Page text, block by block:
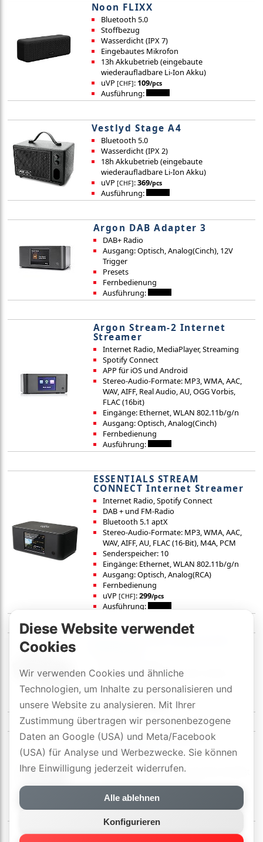
Noon FLIXX
Bluetooth 5.0
Stoffbezug
Wasserdicht (IPX 7)
Eingebautes Mikrofon
13h Akkubetrieb (eingebaute
wiederaufladbare Li-Ion Akku)
uVP [CHF]: 109/pcs
Ausführung:
Vestlyd Stage A4
Bluetooth 5.0
Wasserdicht (IPX 2)
18h Akkubetrieb (eingebaute
wiederaufladbare Li-Ion Akku)
uVP [CHF]:369/pcs
Ausführung:
Argon DAB Adapter 3
DAB+ Radio
Ausgang: Optisch, Analog(Cinch), 12V
Trigger
Presets
Fernbedienung
Ausführung:
Argon Stream-2 Internet
Streamer
Internet Radio, MediaPlayer, Streaming
Spotify Connect
APP für iOS und Android
Stereo-Audio-Formate: MP3, WMA, AAC,
WAV, AIFF, Real Audio, AU, OGG Vorbis,
FLAC (16bit)
Eingänge: Ethernet, WLAN 802.11b/g/n
Ausgang: Optisch, Analog(Cinch)
Fernbedienung
Ausführung:
ESSENTIALS STREAM
CONNECT Internet Streamer
Internet Radio, Spotify Connect
DAB + und FM-Radio
Bluetooth 5.1 aptX
Stereo-Audio-Formate: MP3, WMA, AAC,
WAV, AIFF, AU, FLAC (16-Bit), M4A, PCM
Senderspeicher: 10
Eingänge: Ethernet, WLAN 802.11b/g/n
Ausgang: Optisch, Analog(RCA)
Fernbedienung
uVP [CHF]:299/pcs
Ausführung:
Ausgänge: RCA, optisch(24bit/192kHz)
NFC-Bluetooth-Paarung
uVP[CHF] :99/pcs
Ausführung:
Argon BT3 Bluetooth-
Empfänger
Zwei-Wege Bluetooth in höchster Qualität
Eingänge: 1 RCA, 1 Optisch
ESS Sabre High-End DAC (24 Bit/96 kHz)
Diese Website verwendet
Cookies
Wir verwenden Cookies und ähnliche
Technologien, um Inhalte zu personalisieren und
unsere Website zu analysieren. Mit Ihrer
Zustimmung übertragen wir personenbezogene
Daten an Google (USA) und Meta/Facebook
(USA) für Analyse und Werbezwecke. Sie können
Ihre Einwilligung jederzeit widerrufen.
Alle ablehnen
Konfigurieren